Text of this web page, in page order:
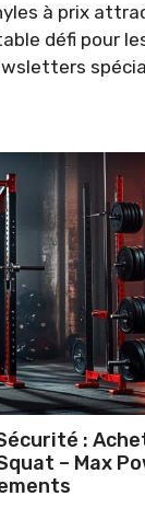
à prix
défi pour
:
– Max